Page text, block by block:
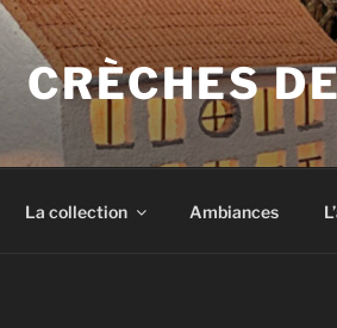
CRÈCHES
La collection Ambiances